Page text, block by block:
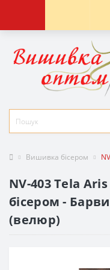
Вишивка бісером
NV-403 Tela
бісером -
(велюр)